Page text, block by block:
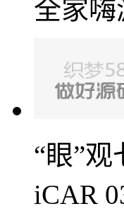
全家嗨
“眼”
iCAR